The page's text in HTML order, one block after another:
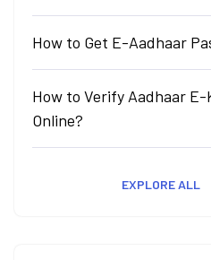
How to Get E-Aadhaar
How to Verify Aadhaar E-
Online?
EXPLORE ALL